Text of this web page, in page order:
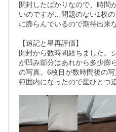
開封したばかりなので、時間
いのですが…問題のない1枚
に膨らんでいるので期待出来
【追記と星再評価】
開封から数時間経ちました。
が凹み部分はあれから多少膨
の写真。6枚目が数時間後の